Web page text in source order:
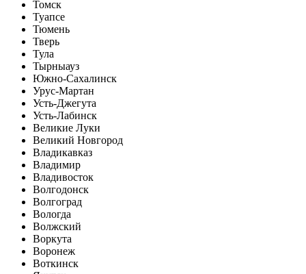
Томск
Туапсе
Тюмень
Тверь
Тула
Тырныауз
Южно-Сахалинск
Урус-Мартан
Усть-Джегута
Усть-Лабинск
Великие Луки
Великий Новгород
Владикавказ
Владимир
Владивосток
Волгодонск
Волгоград
Вологда
Волжский
Воркута
Воронеж
Воткинск